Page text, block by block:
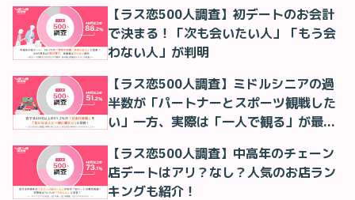
【ラス恋500人調査】初デートのお会計
で決まる！「次も会いたい人」「もう会
わない人」が判明
【ラス恋500人調査】ミドルシニアの過
半数が「パートナーとスポーツ観戦した
い」一方、実際は「一人で観る」が最多
【ラス恋500人調査】中高年のチェーン
店デートはアリ？なし？人気のお店ラン
キングも紹介！